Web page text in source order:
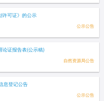
许可证》的公示
公示公告
论证报告表(公示稿)
自然资源局公告
息登记公告
公示公告